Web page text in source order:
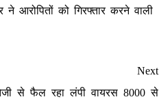
आरोपितों को गिरफ्तार करने वाली
Next
से फैल रहा लंपी वायरस 8000 से